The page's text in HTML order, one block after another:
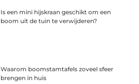
Is een mini hijskraan geschikt om een
boom uit de tuin te verwijderen?
Waarom boomstamtafels zoveel sfeer
brengen in huis